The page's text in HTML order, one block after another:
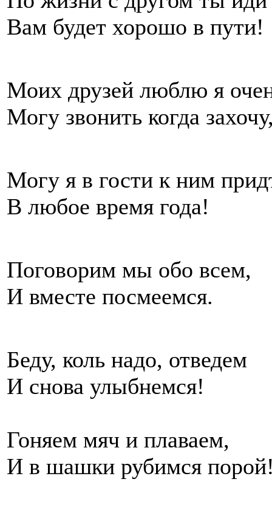
Вам будет хорошо в пути!
Моих друзей люблю я
Могу звонить когда
Могу я в гости к ним
В любое время года!
Поговорим мы обо всем,
И вместе посмеемся.
Беду, коль надо, отведем
И снова улыбнемся!
Гоняем мяч и плаваем,
И в шашки рубимся